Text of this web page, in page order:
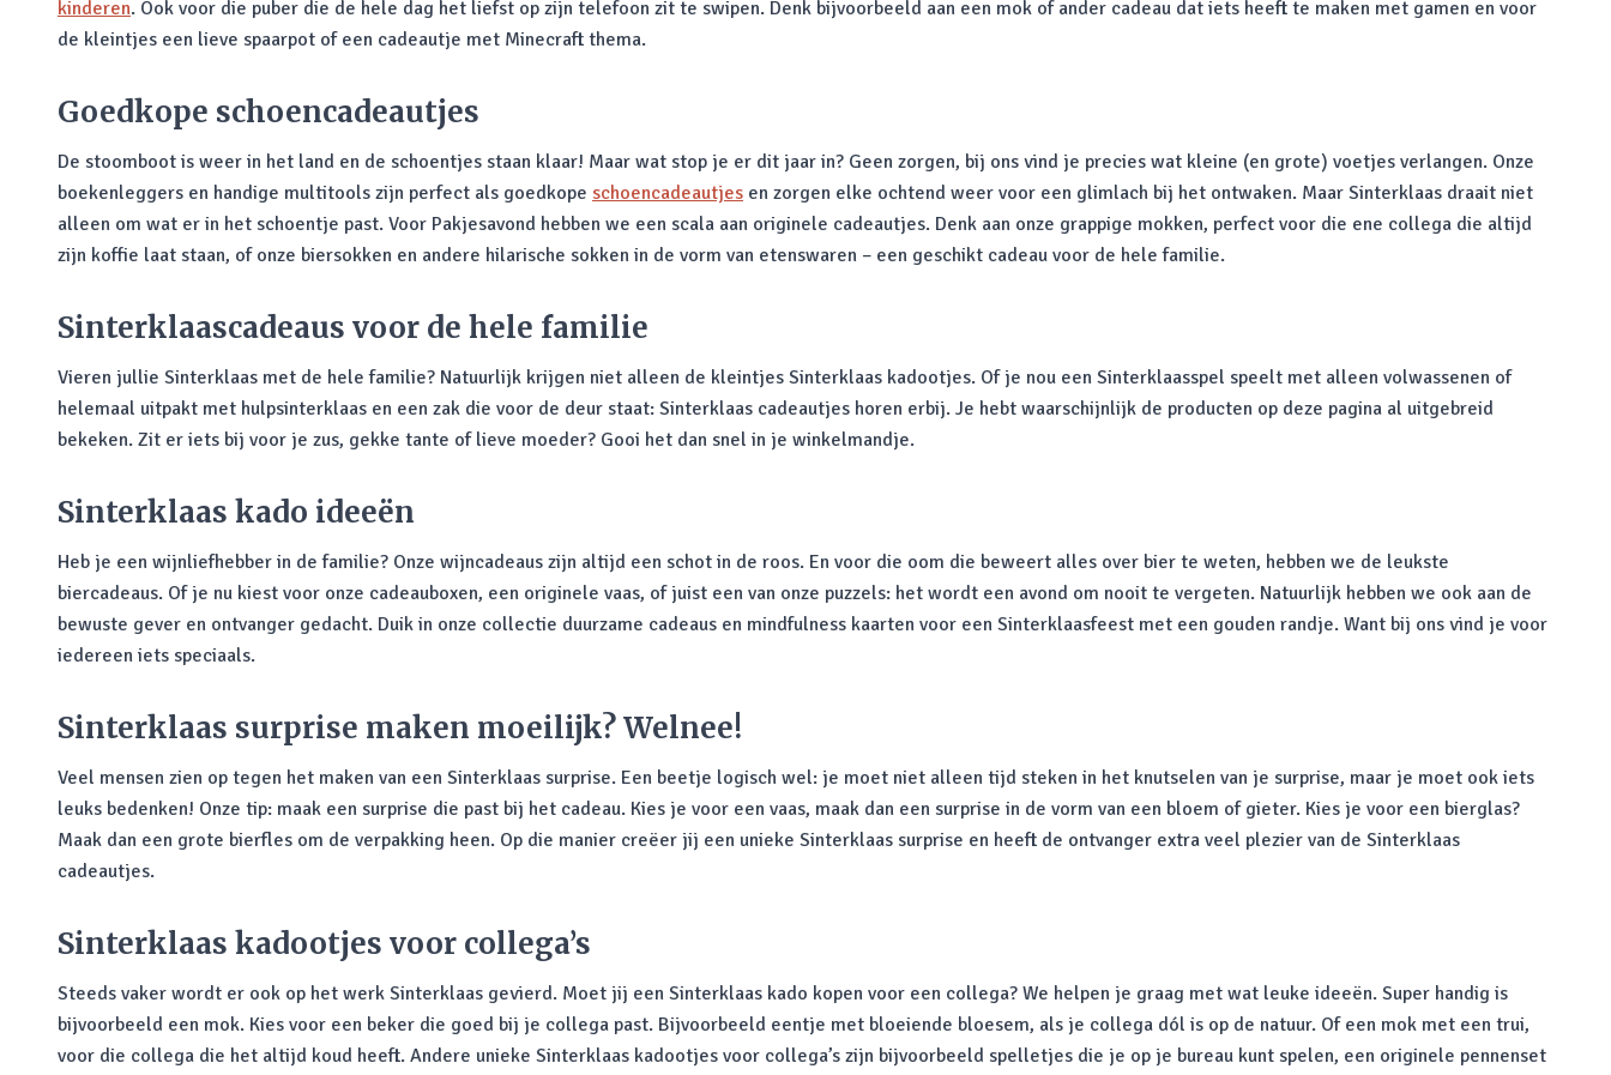
kinderen. Ook voor die puber die de hele dag het liefst op zijn telefoon zit te swipen. Denk bijvoorbeeld aan een mok of ander cadeau dat iets heeft te maken met gamen en voor
de kleintjes een lieve spaarpot of een cadeautje met Minecraft thema.
Goedkope schoencadeautjes
De stoomboot is weer in het land en de schoentjes staan klaar! Maar wat stop je er dit jaar in? Geen zorgen, bij ons vind je precies wat kleine (en grote) voetjes verlangen. Onze
boekenleggers en handige multitools zijn perfect als goedkope schoencadeautjes en zorgen elke ochtend weer voor een glimlach bij het ontwaken. Maar Sinterklaas draait niet
alleen om wat er in het schoentje past. Voor Pakjesavond hebben we een scala aan originele cadeautjes. Denk aan onze grappige mokken, perfect voor die ene collega die altijd
zijn koffie laat staan, of onze biersokken en andere hilarische sokken in de vorm van etenswaren – een geschikt cadeau voor de hele familie.
Sinterklaascadeaus voor de hele familie
Vieren jullie Sinterklaas met de hele familie? Natuurlijk krijgen niet alleen de kleintjes Sinterklaas kadootjes. Of je nou een Sinterklaasspel speelt met alleen volwassenen of
helemaal uitpakt met hulpsinterklaas en een zak die voor de deur staat: Sinterklaas cadeautjes horen erbij. Je hebt waarschijnlijk de producten op deze pagina al uitgebreid
bekeken. Zit er iets bij voor je zus, gekke tante of lieve moeder? Gooi het dan snel in je winkelmandje.
Sinterklaas kado ideeën
Heb je een wijnliefhebber in de familie? Onze wijncadeaus zijn altijd een schot in de roos. En voor die oom die beweert alles over bier te weten, hebben we de leukste
biercadeaus. Of je nu kiest voor onze cadeauboxen, een originele vaas, of juist een van onze puzzels: het wordt een avond om nooit te vergeten. Natuurlijk hebben we ook aan de
bewuste gever en ontvanger gedacht. Duik in onze collectie duurzame cadeaus en mindfulness kaarten voor een Sinterklaasfeest met een gouden randje. Want bij ons vind je voor
iedereen iets speciaals.
Sinterklaas surprise maken moeilijk? Welnee!
Veel mensen zien op tegen het maken van een Sinterklaas surprise. Een beetje logisch wel: je moet niet alleen tijd steken in het knutselen van je surprise, maar je moet ook iets
leuks bedenken! Onze tip: maak een surprise die past bij het cadeau. Kies je voor een vaas, maak dan een surprise in de vorm van een bloem of gieter. Kies je voor een bierglas?
Maak dan een grote bierfles om de verpakking heen. Op die manier creëer jij een unieke Sinterklaas surprise en heeft de ontvanger extra veel plezier van de Sinterklaas
cadeautjes.
Sinterklaas kadootjes voor collega’s
Steeds vaker wordt er ook op het werk Sinterklaas gevierd. Moet jij een Sinterklaas kado kopen voor een collega? We helpen je graag met wat leuke ideeën. Super handig is
bijvoorbeeld een mok. Kies voor een beker die goed bij je collega past. Bijvoorbeeld eentje met bloeiende bloesem, als je collega dól is op de natuur. Of een mok met een trui,
voor die collega die het altijd koud heeft. Andere unieke Sinterklaas kadootjes voor collega’s zijn bijvoorbeeld spelletjes die je op je bureau kunt spelen, een originele pennenset